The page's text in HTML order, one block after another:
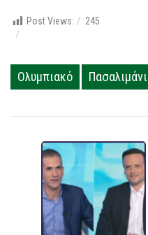
Post Views: 245
Ολυμπιακό Πασαλιμάνι